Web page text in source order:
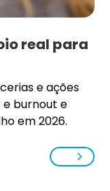
real para
e ações
burnout e
em 2026.